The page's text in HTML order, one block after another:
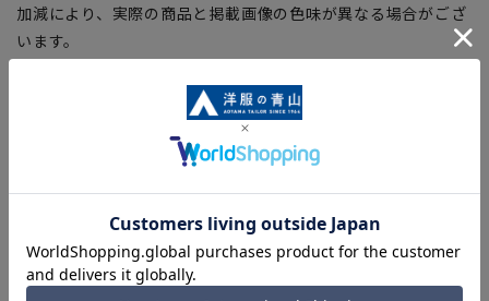
加減により、実際の商品と掲載画像の色味が異なる場合がござ
います。
上、ご注文いただいたタイミングにより欠品が発生し、ご注文
を完了できない場合がございます。予めご了承ください。
■お急ぎ発送のご注文につきましても、ご注文のタイミングに